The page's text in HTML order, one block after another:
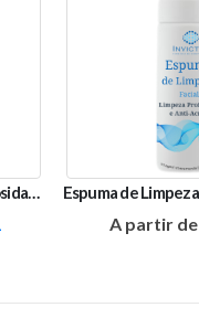
A partir de